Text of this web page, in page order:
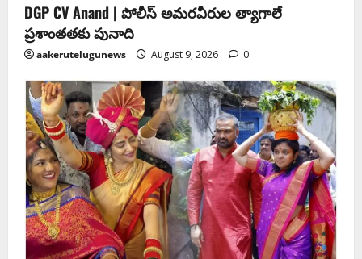
DGP CV Anand | పోలీస్ అమరవీరుల త్యాగాలే
ప్రశాంతతకు పునాది
aakerutelugunews August 9, 2026 0